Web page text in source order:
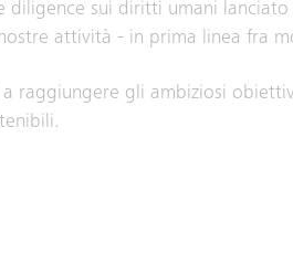
sui diritti umani
attività - in prima linea fra
gli ambiziosi